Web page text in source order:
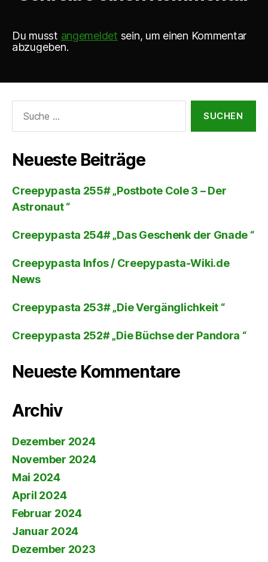
Du musst angemeldet sein, um einen Kommentar
abzugeben.
nach:
Neueste Beiträge
Creepypasta 255# „Postbote Cole 3 – Der
Astronaut “
Creepypasta 254# „Das Geschenk der Gnade “
Creepypasta Infos / Creepypasta-Wiki.de
News
Creepypasta 253# „Die Vergänglichkeit “
Creepypasta 252# „Die Büchse der Pandora “
Neueste Kommentare
Archiv
Dezember 2024
November 2024
Mai 2024
April 2024
Februar 2024
Januar 2024
Dezember 2023